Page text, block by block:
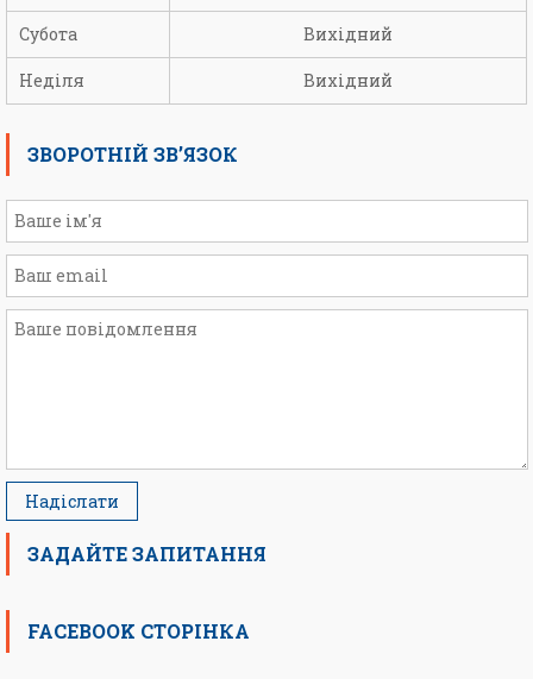
Субота Вихідний
Неділя Вихідний
ЗВОРОТНІЙ ЗВ’ЯЗОК
ЗАДАЙТЕ ЗАПИТАННЯ
FACEBOOK СТОРІНКА